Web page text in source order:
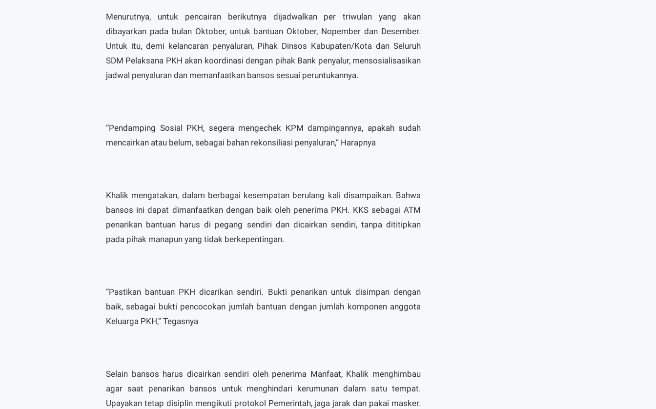
Menurutnya, untuk pencairan berikutnya dijadwalkan per triwulan yang akan
dibayarkan pada bulan Oktober, untuk bantuan Oktober, Nopember dan Desember.
Untuk itu, demi kelancaran penyaluran, Pihak Dinsos Kabupaten/Kota dan Seluruh
SDM Pelaksana PKH akan koordinasi dengan pihak Bank penyalur, mensosialisasikan
jadwal penyaluran dan memanfaatkan bansos sesuai peruntukannya.
“Pendamping Sosial PKH, segera mengechek KPM dampingannya, apakah sudah
mencairkan atau belum, sebagai bahan rekonsiliasi penyaluran,” Harapnya
Khalik mengatakan, dalam berbagai kesempatan berulang kali disampaikan. Bahwa
bansos ini dapat dimanfaatkan dengan baik oleh penerima PKH. KKS sebagai ATM
penarikan bantuan harus di pegang sendiri dan dicairkan sendiri, tanpa dititipkan
pada pihak manapun yang tidak berkepentingan.
“Pastikan bantuan PKH dicarikan sendiri. Bukti penarikan untuk disimpan dengan
baik, sebagai bukti pencocokan jumlah bantuan dengan jumlah komponen anggota
Keluarga PKH,” Tegasnya
Selain bansos harus dicairkan sendiri oleh penerima Manfaat, Khalik menghimbau
agar saat penarikan bansos untuk menghindari kerumunan dalam satu tempat.
Upayakan tetap disiplin mengikuti protokol Pemerintah, jaga jarak dan pakai masker.